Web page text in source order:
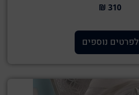
310 ₪
לפרטים נוספים